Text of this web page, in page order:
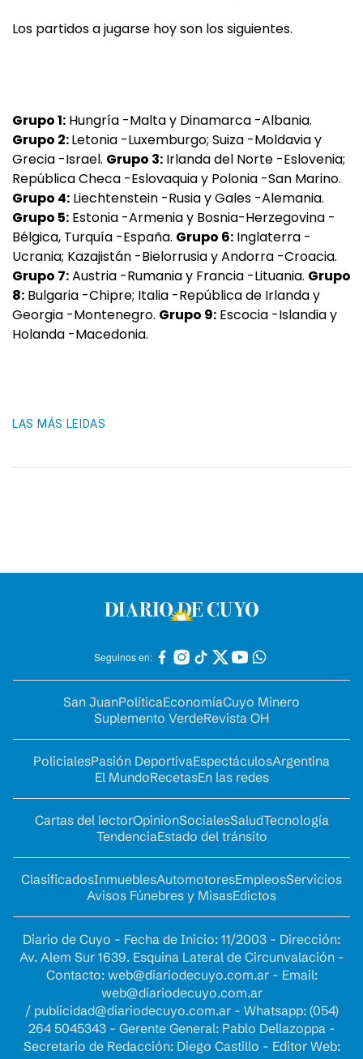
Los partidos a jugarse hoy son los siguientes.
Grupo 1: Hungría -Malta y Dinamarca -Albania.
Grupo 2:Letonia -Luxemburgo; Suiza -Moldavia y
Grecia -Israel. Grupo 3: Irlanda del Norte -Eslovenia;
República Checa -Eslovaquia y Polonia -San Marino.
Grupo 4: Liechtenstein -Rusia y Gales -Alemania.
Grupo 5: Estonia -Armenia y Bosnia-Herzegovina -
Bélgica, Turquía -España. Grupo 6: Inglaterra -
Ucrania; Kazajistán -Bielorrusia y Andorra -Croacia.
Grupo 7:Austria -Rumania y Francia -Lituania. Grupo
8: Bulgaria -Chipre; Italia -República de Irlanda y
Georgia -Montenegro. Grupo 9: Escocia -Islandia y
Holanda -Macedonia.
LAS MÁS LEIDAS
Seguinos en:
San JuanPolíticaEconomíaCuyo Minero
Suplemento VerdeRevista OH
PolicialesPasión DeportivaEspectáculosArgentina
El MundoRecetasEn las redes
Cartas del lectorOpinionSocialesSaludTecnología
TendenciaEstado del tránsito
ClasificadosInmueblesAutomotoresEmpleosServicios
Avisos Fúnebres y MisasEdictos
Diario de Cuyo - Fecha de Inicio: 11/2003 - Dirección:
Av. Alem Sur 1639. Esquina Lateral de Circunvalación -
Contacto: web@diariodecuyo.com.ar- Email:
web@diariodecuyo.com.ar
/ publicidad@diariodecuyo.com.ar- Whatsapp: (054)
264 5045343 - Gerente General: Pablo Dellazoppa -
Secretario de Redacción: Diego Castillo - Editor Web: